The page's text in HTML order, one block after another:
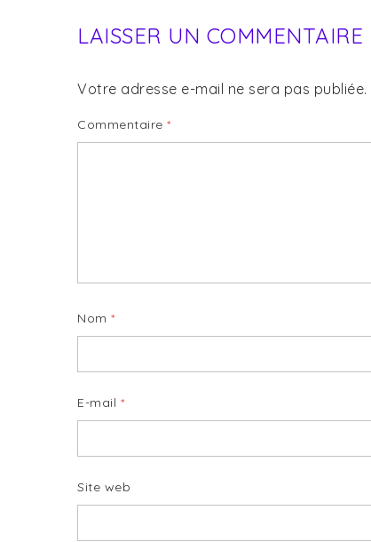
LAISSER UN COMMENTAIRE
Votre adresse e-mail ne sera pas publiée.
Commentaire *
Nom *
E-mail *
Site web